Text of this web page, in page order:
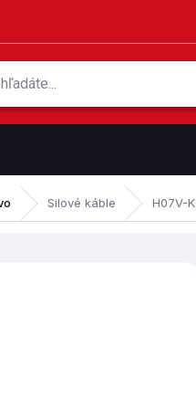
Silové káble H07V-K